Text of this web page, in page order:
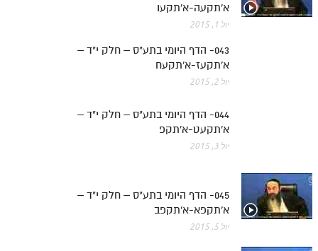
א'תקעה-א'תקעו
יול 1, 2015
043- הדף היומי בתע"ס – חלק י"ד –
א'תקעז-א'תקעח
יול 2, 2015
044- הדף היומי בתע"ס – חלק י"ד –
א'תקעט-א'תקפ
יול 3, 2015
045- הדף היומי בתע"ס – חלק י"ד –
א'תקפא-א'תקפב
יול 5, 2015